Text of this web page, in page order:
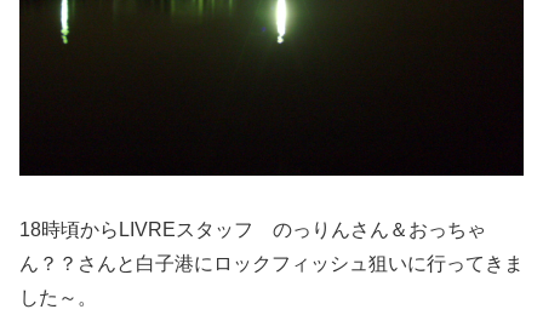
18時頃からLIVREスタッフ のっりんさん＆おっちゃ
ん？？さんと白子港にロックフィッシュ狙いに行ってきま
した～。